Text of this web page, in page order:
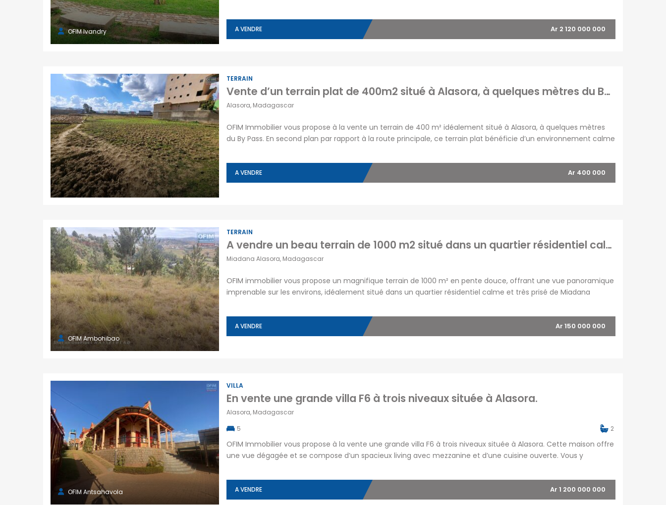
OFIM Ivandry
équipée d’une cuisine ouverte […]
A VENDRE Ar 2 120 000 000
TERRAIN
Vente d’un terrain plat de 400m2 situé à Alasora, à quelques mètres du By Pass
Alasora, Madagascar
OFIM Immobilier vous propose à la vente un terrain de 400 m² idéalement situé à Alasora, à quelques mètres
du By Pass. En second plan par rapport à la route principale, ce terrain plat bénéficie d’un environnement calme
ce […]
A VENDRE Ar 400 000
OFIM Ambohibao
TERRAIN
A vendre un beau terrain de 1000 m2 situé dans un quartier résidentiel calme à Miadana Alasora
Miadana Alasora, Madagascar
OFIM immobilier vous propose un magnifique terrain de 1000 m² en pente douce, offrant une vue panoramique
imprenable sur les environs, idéalement situé dans un quartier résidentiel calme et très prisé de Miadana
est facilité par une route pavée, avec […]
A VENDRE Ar 150 000 000
OFIM Antsahavola
VILLA
En vente une grande villa F6 à trois niveaux située à Alasora.
Alasora, Madagascar
5
2
OFIM Immobilier vous propose à la vente une grande villa F6 à trois niveaux située à Alasora. Cette maison offre
une vue dégagée et se compose d’un spacieux living avec mezzanine et d’une cuisine ouverte. Vous y
technique. À […]
A VENDRE Ar 1 200 000 000
NOS AGENCES
Antsahavola
1, rue Rainotovo 101 Antananarivo.
+261 20 22 218 67
tana@ofim.mg
Immeuble Discovery 101 Antananarivo.
Ambohibao
39 Ebis 101 Antananarivo.
+261 20 22 443 00
tana2@ofim.mg
Alarobia
(7)
Ambatobe
Ambatolampy(5)
Ambohidratrimo
Ambohijanahary
Ambohitrarahaba
Ampandrana(1)
Ampasamadinika
Andavamamba
Ankadivato (0)
Ankorondrano(11)
Antanandrano(1)
Centre ville
(1)
Ivandry
(10)
Ivato
(15)
(0)
Manjakandriana
(1)
Antananarivo
Diégo-Suarez
MADAGASCAR
OFIM site web du
OFIM Île de la Réunion
OFIM Île Maurice
Madagascar